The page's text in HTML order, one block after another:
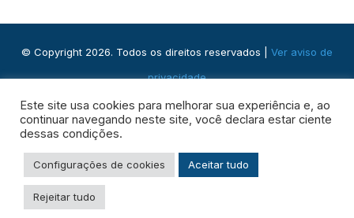
© Copyright 2026. Todos os direitos reservados | Ver aviso de
privacidade
Praça José Domingos, s/n - Centro, Ribeira do Pombal - BA,
48400-000
FacebookInstagramWhatsApp
RSS
Este site usa cookies para melhorar sua experiência e, ao
continuar navegando neste site, você declara estar ciente
dessas condições.
Configurações de cookies Aceitar tudo
Rejeitar tudo